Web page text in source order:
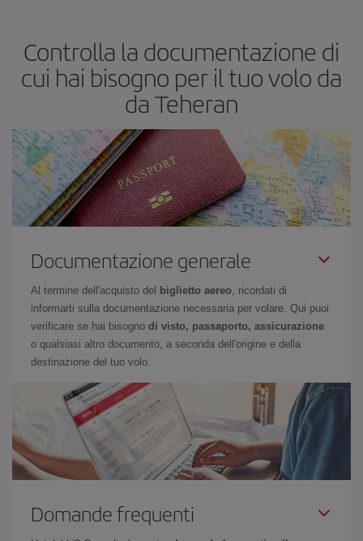
Inoltre, se non hai deciso una destinazione specifica per il tuo
viaggio, dai un'occhiata alle nostre offerte e lasciati ispirare:
troverai sicuramente il volo più economico.
Controlla la documentazione di
cui hai bisogno per il tuo volo da
da Teheran
Documentazione generale
Al termine dell'acquisto del biglietto aereo , ricordati di
informarti sulla documentazione necessaria per volare. Qui puoi
verificare se hai bisogno di visto, passaporto, assicurazione
o qualsiasi altro documento, a seconda dell'origine e della
destinazione del tuo volo.
Domande frequenti